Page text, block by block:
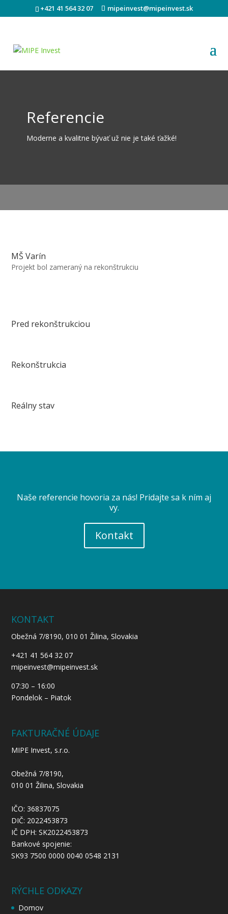
+421 41 564 32 07 mipeinvest@mipeinvest.sk
Referencie
Moderne a kvalitne bývať už nie je také ťažké!
MŠ Varín
Projekt bol zameraný na rekonštrukciu
Pred rekonštrukciou
Rekonštrukcia
Reálny stav
Naše referencie hovoria za nás! Pridajte sa k ním aj
vy.
Kontakt
KONTAKT
Obežná 7/8190, 010 01 Žilina, Slovakia
+421 41 564 32 07
mipeinvest@mipeinvest.sk
07:30 – 16:00
Pondelok – Piatok
FAKTURAČNÉ ÚDAJE
MIPE Invest, s.r.o.
Obežná 7/8190,
010 01 Žilina, Slovakia
IČO: 36837075
DIČ: 2022453873
IČ DPH: SK2022453873
Bankové spojenie:
SK93 7500 0000 0040 0548 2131
RÝCHLE ODKAZY
Domov